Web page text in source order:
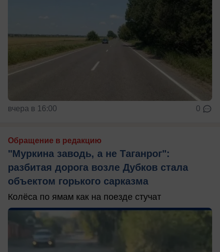
вчера в 16:00 0
Обращение в редакцию
"Муркина заводь, а не Таганрог":
разбитая дорога возле Дубков стала
объектом горького сарказма
Колёса по ямам как на поезде стучат